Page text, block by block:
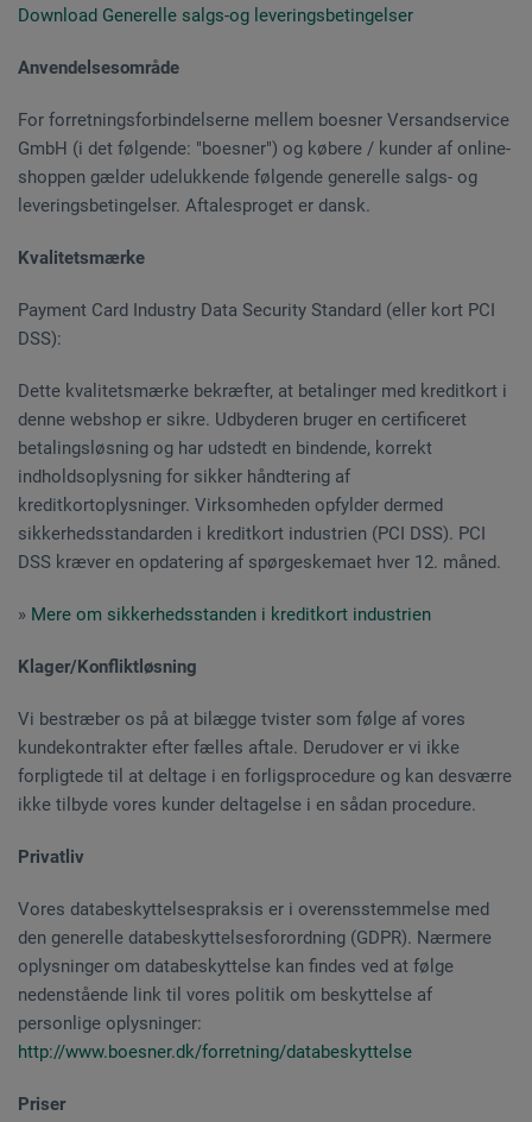
Download Generelle salgs-og leveringsbetingelser
Anvendelsesområde
For forretningsforbindelserne mellem boesner Versandservice
GmbH (i det følgende: "boesner") og købere / kunder af online-
shoppen gælder udelukkende følgende generelle salgs- og
leveringsbetingelser. Aftalesproget er dansk.
Kvalitetsmærke
Payment Card Industry Data Security Standard (eller kort PCI
DSS):
Dette kvalitetsmærke bekræfter, at betalinger med kreditkort i
denne webshop er sikre. Udbyderen bruger en certificeret
betalingsløsning og har udstedt en bindende, korrekt
indholdsoplysning for sikker håndtering af
kreditkortoplysninger. Virksomheden opfylder dermed
sikkerhedsstandarden i kreditkort industrien (PCI DSS). PCI
DSS kræver en opdatering af spørgeskemaet hver 12. måned.
» Mere om sikkerhedsstanden i kreditkort industrien
Klager/Konfliktløsning
Vi bestræber os på at bilægge tvister som følge af vores
kundekontrakter efter fælles aftale. Derudover er vi ikke
forpligtede til at deltage i en forligsprocedure og kan desværre
ikke tilbyde vores kunder deltagelse i en sådan procedure.
Privatliv
Vores databeskyttelsespraksis er i overensstemmelse med
den generelle databeskyttelsesforordning (GDPR). Nærmere
oplysninger om databeskyttelse kan findes ved at følge
nedenstående link til vores politik om beskyttelse af
personlige oplysninger:
http://www.boesner.dk/forretning/databeskyttelse
Priser